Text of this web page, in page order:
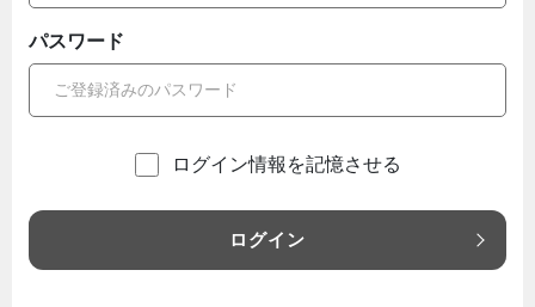
パスワード
ログイン情報を記憶させる
ログイン